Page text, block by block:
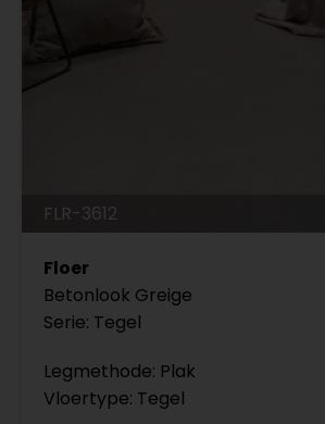
FLR-3612
Floer
Betonlook Greige
Serie: Tegel
Legmethode: Plak
Vloertype: Tegel